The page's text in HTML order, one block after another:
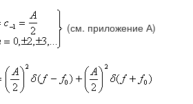
(см. приложение А)